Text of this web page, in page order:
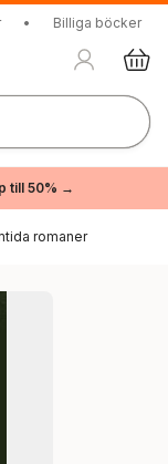
• Billiga böcker
till 50% →
romaner